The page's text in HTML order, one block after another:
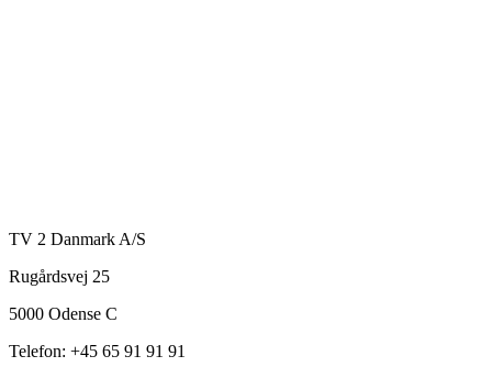
TV 2 Danmark A/S
Rugårdsvej 25
5000 Odense C
Telefon: +45 65 91 91 91